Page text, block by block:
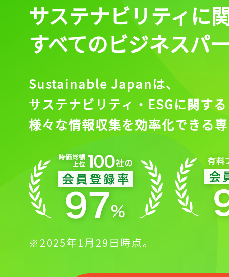
サステナビリティに
すべてのビジネスパ
Sustainable Japanは、
サステナビリティ・ESGに関する
様々な情報収集を効率化できる
※2025年1月29日時点。